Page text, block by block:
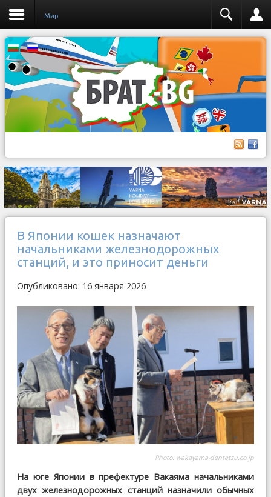
Мир
В Японии кошек назначают
начальниками железнодорожных
станций, и это приносит деньги
Опубликовано: 16 января 2026
Photo: wakayama-dentetsu.co.jp
На юге Японии в префектуре Вакаяма начальниками
двух железнодорожных станций назначили обычных